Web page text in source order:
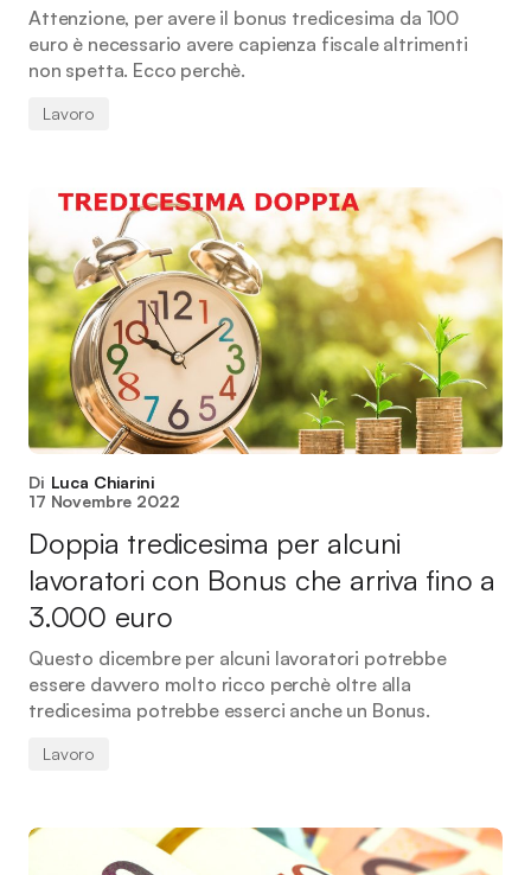
Attenzione, per avere il bonus tredicesima da 100
euro è necessario avere capienza fiscale altrimenti
non spetta. Ecco perchè.
Lavoro
Di Luca Chiarini
17 Novembre 2022
Doppia tredicesima per alcuni
lavoratori con Bonus che arriva fino a
3.000 euro
Questo dicembre per alcuni lavoratori potrebbe
essere davvero molto ricco perchè oltre alla
tredicesima potrebbe esserci anche un Bonus.
Lavoro